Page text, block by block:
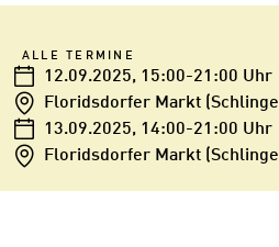
ALLE TERMINE
12.09.2025, 15:00-21:00 Uhr
Floridsdorfer Markt
13.09.2025, 14:00-21:00 Uhr
Floridsdorfer Markt